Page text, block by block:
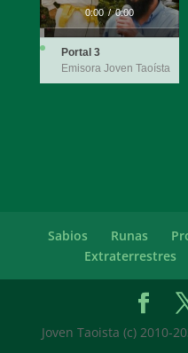
0:00 / 0:00
Portal 3
Emisora Joven Taoísta
Sabios Runas
Extraterrestres
Joven Taoista (c) 2010-